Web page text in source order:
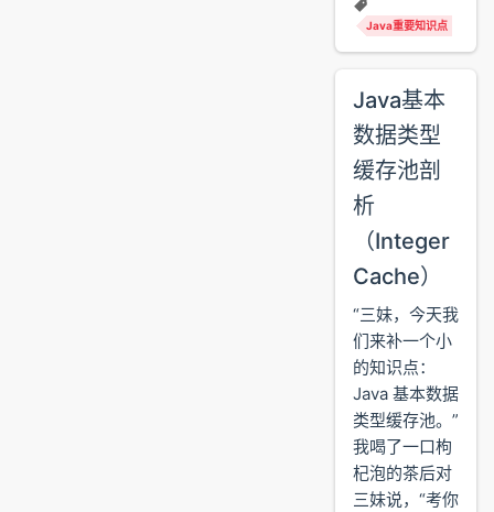
Java重要知识点
Java基本
数据类型
缓存池剖
析
（Integer
Cache）
“三妹，今天我
们来补一个小
的知识点：
Java 基本数据
类型缓存池。”
我喝了一口枸
杞泡的茶后对
三妹说，“考你